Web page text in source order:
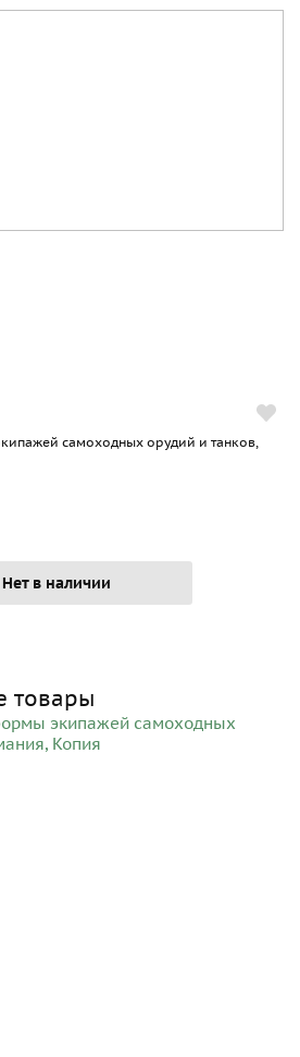
самоходных орудий и танков,
Нет в наличии
товары